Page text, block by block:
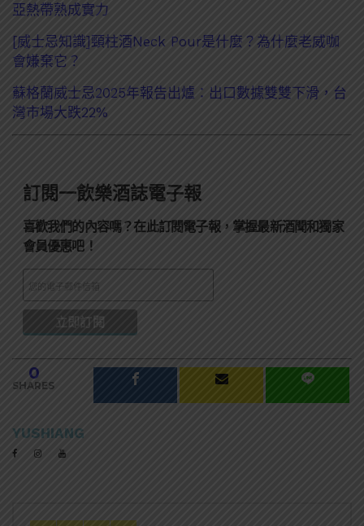
亞熱帶熟成實力
[威士忌知識]頸柱酒Neck Pour是什麼？為什麼老威咖
會嫌棄它？
蘇格蘭威士忌2025年報告出爐：出口數據雙雙下滑，台
灣市場大跌22%
訂閱一飲樂酒誌電子報
喜歡我們的內容嗎？在此訂閱電子報，掌握最新酒聞和獨家
會員優惠吧！
0
SHARES
YUSHIANG